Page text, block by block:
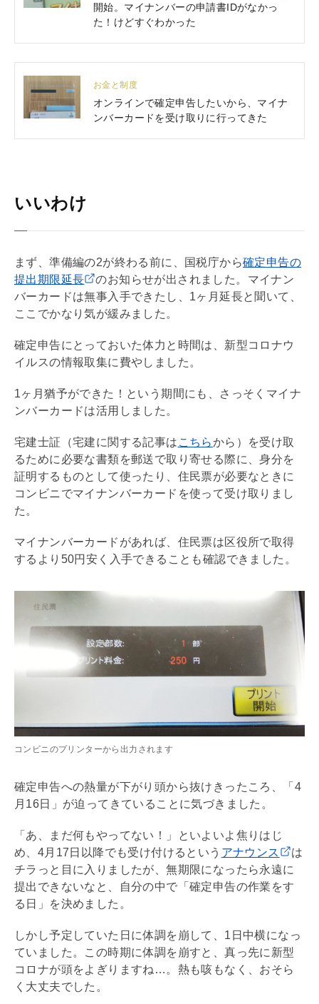
開始。マイナンバーの申請書IDがなかっ
た！けどすぐわかった
お金と制度
オンラインで確定申告したいから、マイナ
ンバーカードを受け取りに行ってきた
いいわけ
まず、準備編の2が終わる前に、国税庁から確定申告の
提出期限延長
のお知らせが出されました。マイナン
バーカードは無事入手できたし、1ヶ月延長と聞いて、
ここでかなり気が緩みました。
確定申告にとっておいた体力と時間は、新型コロナウ
イルスの情報取集に費やしました。
1ヶ月猶予ができた！という期間にも、さっそくマイナ
ンバーカードは活用しました。
宅建士証（宅建に関する記事は こちらから）を受け取
るために必要な書類を郵送で取り寄せる際に、身分を
証明するものとして使ったり、住民票が必要なときに
コンビニでマイナンバーカードを使って受け取りまし
た。
マイナンバーカードがあれば、住民票は区役所で取得
するより50円安く入手できることも確認できました。
コンビニのプリンターから出力されます
確定申告への熱量が下がり頭から抜けきったころ、「4
月16日」が迫ってきていることに気づきました。
「あ、まだ何もやってない！」といよいよ焦りはじ
め、4月17日以降でも受け付けるという アナウンス
は
チラっと目に入りましたが、無期限になったら永遠に
提出できないなと、自分の中で「確定申告の作業をす
る日」を決めました。
しかし予定していた日に体調を崩して、1日中横になっ
ていました。この時期に体調を崩すと、真っ先に新型
コロナが頭をよぎりますね…。熱も咳もなく、おそら
く大丈夫でした。